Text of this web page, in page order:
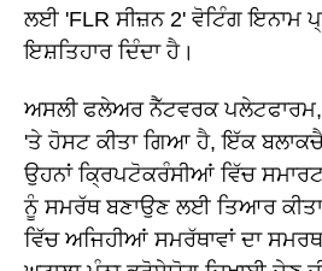
ਲਈ 'FLR ਸੀਜ਼ਨ 2' ਵੋਟਿੰਗ ਇਨਾਮ
ਇਸ਼ਤਿਹਾਰ ਦਿੰਦਾ ਹੈ।
ਅਸਲੀ ਫਲੇਅਰ ਨੈੱਟਵਰਕ ਪਲੇਟਫਾਰਮ,
'ਤੇ ਹੋਸਟ ਕੀਤਾ ਗਿਆ ਹੈ, ਇੱਕ
ਉਹਨਾਂ ਕ੍ਰਿਪਟੋਕਰੰਸੀਆਂ ਵਿੱਚ
ਨੂੰ ਸਮਰੱਥ ਬਣਾਉਣ ਲਈ ਤਿਆਰ
ਵਿੱਚ ਅਜਿਹੀਆਂ ਸਮਰੱਥਾਵਾਂ ਦਾ